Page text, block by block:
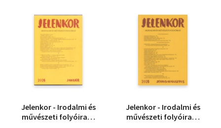
Jelenkor - Irodalmi és
művészeti folyóirat -
Jelenkor - Irodalmi és
művészeti folyóirat -